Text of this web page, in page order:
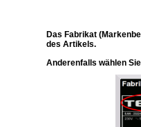
Das Fabrikat
des Artikels.
Anderenfalls wählen